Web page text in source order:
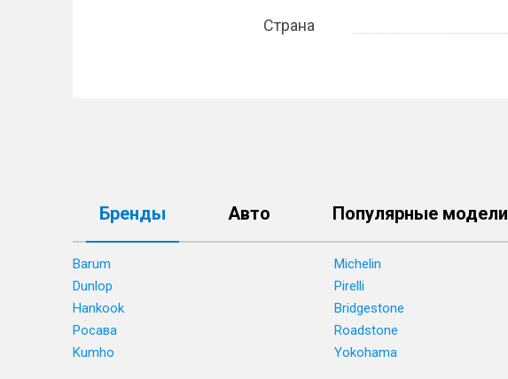
Страна
Бренды Авто Популярные модели
Barum Michelin
Dunlop
Pirelli
Hankook
Bridgestone
Росава
Roadstone
Kumho
Yokohama